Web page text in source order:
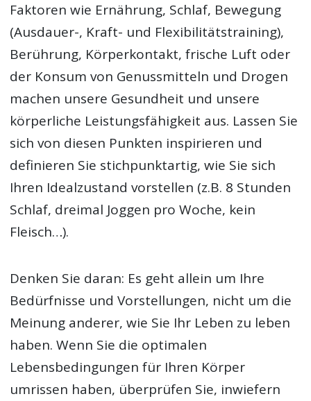
Faktoren wie Ernährung, Schlaf, Bewegung
(Ausdauer-, Kraft- und Flexibilitätstraining),
Berührung, Körperkontakt, frische Luft oder
der Konsum von Genussmitteln und Drogen
machen unsere Gesundheit und unsere
körperliche Leistungsfähigkeit aus. Lassen Sie
sich von diesen Punkten inspirieren und
definieren Sie stichpunktartig, wie Sie sich
Ihren Idealzustand vorstellen (z.B. 8 Stunden
Schlaf, dreimal Joggen pro Woche, kein
Fleisch…).
Denken Sie daran: Es geht allein um Ihre
Bedürfnisse und Vorstellungen, nicht um die
Meinung anderer, wie Sie Ihr Leben zu leben
haben. Wenn Sie die optimalen
Lebensbedingungen für Ihren Körper
umrissen haben, überprüfen Sie, inwiefern